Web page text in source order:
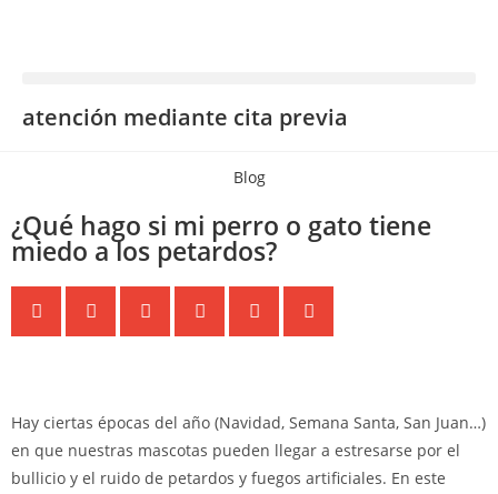
atención mediante cita previa
Blog
¿Qué hago si mi perro o gato tiene
miedo a los petardos?
Hay ciertas épocas del año (Navidad, Semana Santa, San Juan…)
en que nuestras mascotas pueden llegar a estresarse por el
bullicio y el ruido de petardos y fuegos artificiales. En este